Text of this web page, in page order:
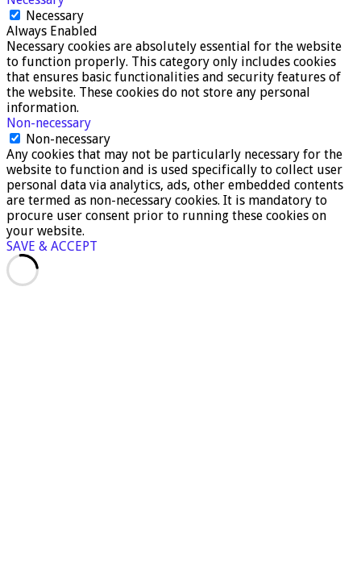
Necessary
Always Enabled
Necessary cookies are absolutely essential for the website
to function properly. This category only includes cookies
that ensures basic functionalities and security features of
the website. These cookies do not store any personal
information.
Non-necessary
Non-necessary
Any cookies that may not be particularly necessary for the
website to function and is used specifically to collect user
personal data via analytics, ads, other embedded contents
are termed as non-necessary cookies. It is mandatory to
procure user consent prior to running these cookies on
your website.
SAVE & ACCEPT